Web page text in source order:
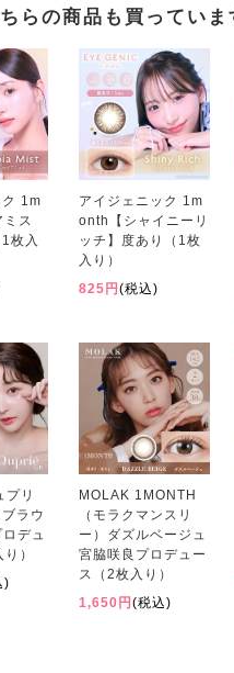
らの商品も買っていま
1m
ス
枚入
アイジェニック 1m
onth【シャイニーリ
ッチ】度あり（1枚
入り）
825円 (税込)
リ
ラウ
デュ
）
)
MOLAK 1MONTH
（モラクマンスリ
ー）ダズルベージュ
宮脇咲良プロデュー
ス（2枚入り）
1,650円 (税込)